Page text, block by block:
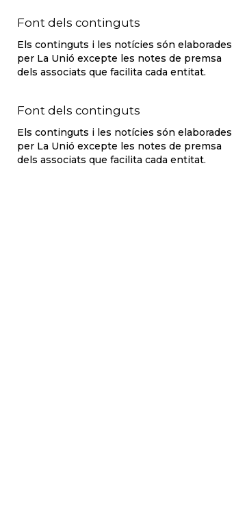
Font dels continguts
Els continguts i les notícies són elaborades
per La Unió excepte les notes de premsa
dels associats que facilita cada entitat.
Font dels continguts
Els continguts i les notícies són elaborades
per La Unió excepte les notes de premsa
dels associats que facilita cada entitat.